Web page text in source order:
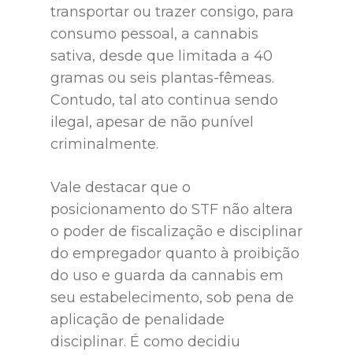
transportar ou trazer consigo, para
consumo pessoal, a cannabis
sativa, desde que limitada a 40
gramas ou seis plantas-fêmeas.
Contudo, tal ato continua sendo
ilegal, apesar de não punível
criminalmente.
Vale destacar que o
posicionamento do STF não altera
o poder de fiscalização e disciplinar
do empregador quanto à proibição
do uso e guarda da cannabis em
seu estabelecimento, sob pena de
aplicação de penalidade
disciplinar. É como decidiu